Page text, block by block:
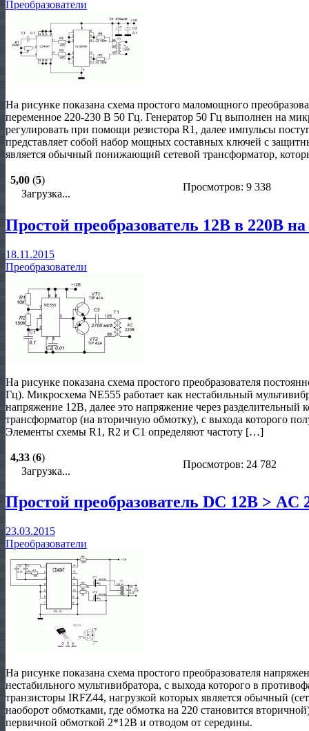
Преобразователи
На рисунке показана схема простого маломощного
переменное 220-230 В 50 Гц. Генератор 50 Гц выполнен на
регулировать при помощи резистора R1, далее импульсы
представляет собой набор мощных составных ключей с
является обычный понижающий сетевой трансформатор,
5,00 (5)
Загрузка...
Просмотров: 9 338
Простой преобразователь 12В в 220В
18.11.2015
Преобразователи
На рисунке показана схема простого преобразователя
Гц). Микросхема NE555 работает как нестабильный
напряжение 12В, далее это напряжение через разделительный
трансформатор (на вторичную обмотку), с выхода которого
Элементы схемы R1, R2 и C1 определяют частоту […]
4,33 (6)
Загрузка...
Просмотров: 24 782
Простой преобразователь DC 12В > AC
23.03.2015
Преобразователи
На рисунке показана схема простого преобразователя
нестабильного мультивибратора, с выхода которого в
транзисторы IRFZ44, нагрузкой которых является обычный
наоборот обмотками, где обмотка на 220 становится
первичной обмоткой 2*12В и отводом от середины.